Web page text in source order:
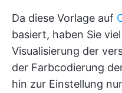
Da diese Vorlage auf
basiert, haben Sie
Visualisierung der
der Farbcodierung
hin zur Einstellung